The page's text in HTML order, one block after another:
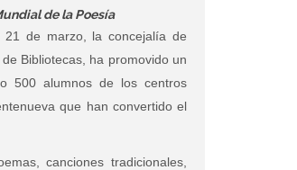
de la Poesía
de marzo, la concejalía de
Bibliotecas, ha promovido un
500 alumnos de los centros
que han convertido el
canciones tradicionales,